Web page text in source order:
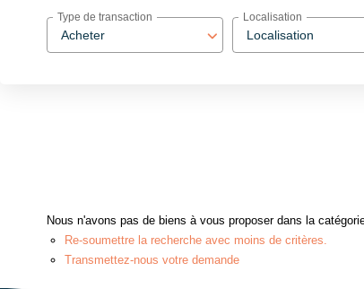
Acheter
Type de transaction
Localisation
Localisation
Nous n'avons pas de biens à vous proposer dans la
Re-soumettre la recherche avec moins de critères.
Transmettez-nous votre demande